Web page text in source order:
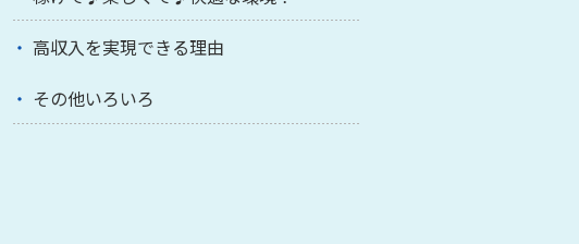
高収入を実現できる理由
その他いろいろ